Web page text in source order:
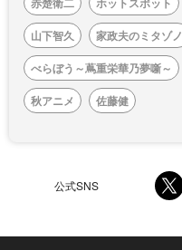
山下智久
家政夫のミタゾノ
べらぼう～蔦重栄華乃夢噺～
秋アニメ
佐藤健
公式SNS